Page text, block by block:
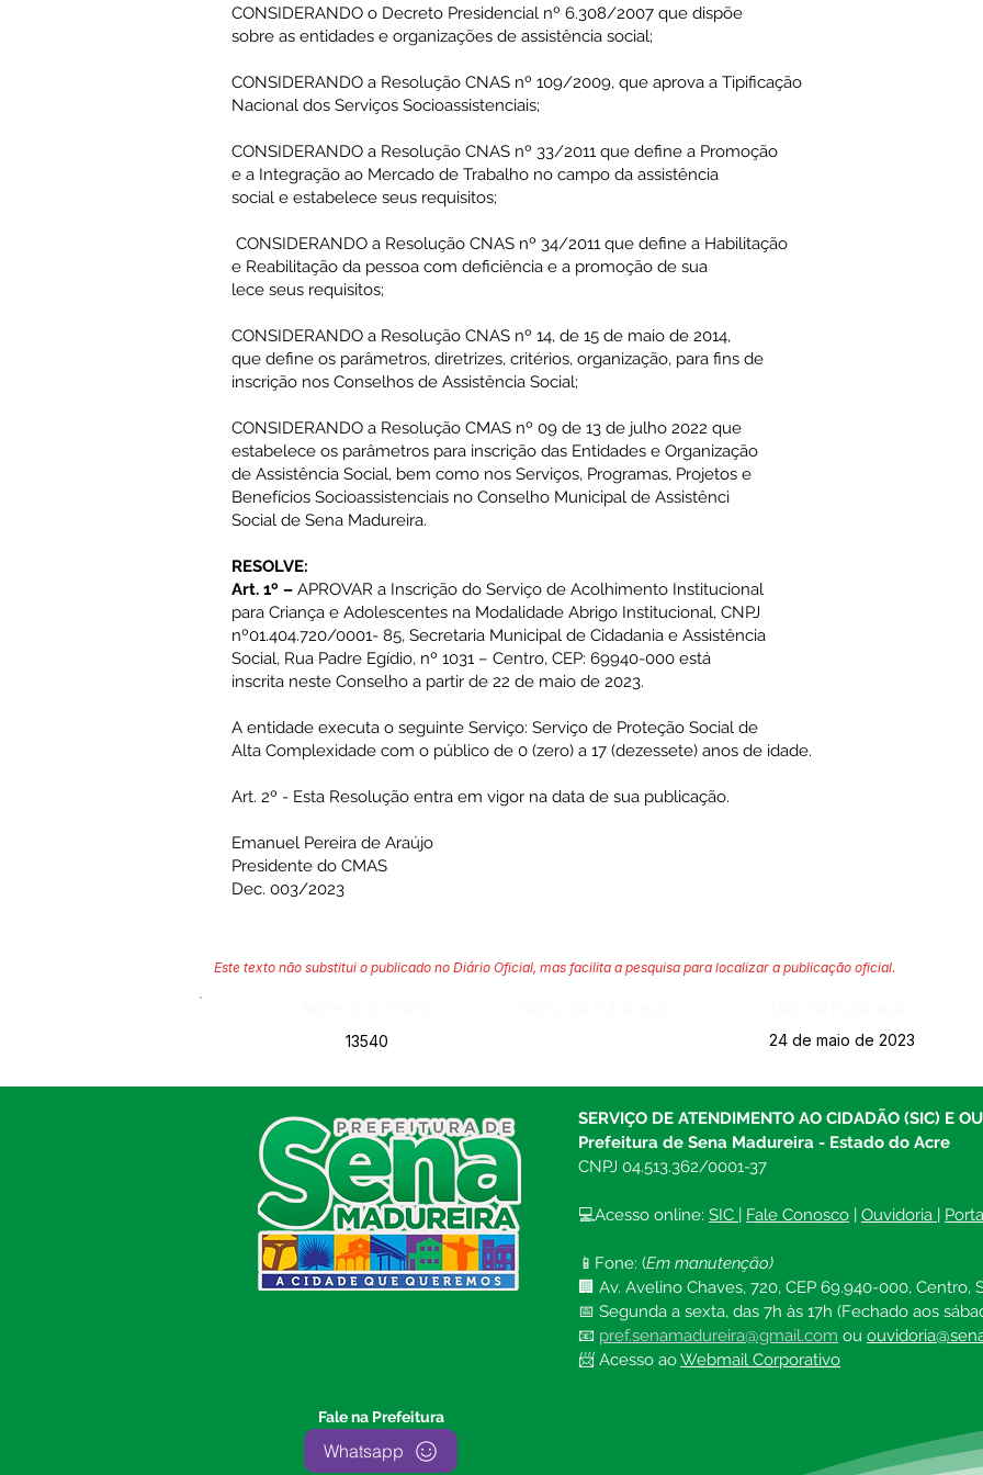
CONSIDERANDO o Decreto Presidencial nº 6.308/2007 que dispõe
sobre as entidades e organizações de assistência social;
CONSIDERANDO a Resolução CNAS nº 109/2009, que aprova a Tipificação
Nacional dos Serviços Socioassistenciais;
CONSIDERANDO a Resolução CNAS nº 33/2011 que define a Promoção
e a Integração ao Mercado de Trabalho no campo da assistência
social e estabelece seus requisitos;
CONSIDERANDO a Resolução CNAS nº 34/2011 que define a Habilitação
e Reabilitação da pessoa com deficiência e a promoção de sua
lece seus requisitos;
CONSIDERANDO a Resolução CNAS nº 14, de 15 de maio de 2014,
que define os parâmetros, diretrizes, critérios, organização, para fins de
inscrição nos Conselhos de Assistência Social;
CONSIDERANDO a Resolução CMAS nº 09 de 13 de julho 2022 que
estabelece os parâmetros para inscrição das Entidades e Organização
de Assistência Social, bem como nos Serviços, Programas, Projetos e
Benefícios Socioassistenciais no Conselho Municipal de Assistênci
Social de Sena Madureira.
RESOLVE:
Art. 1º – APROVAR a Inscrição do Serviço de Acolhimento Institucional
para Criança e Adolescentes na Modalidade Abrigo Institucional, CNPJ
nº01.404.720/0001- 85, Secretaria Municipal de Cidadania e Assistência
Social, Rua Padre Egídio, nº 1031 – Centro, CEP: 69940-000 está
inscrita neste Conselho a partir de 22 de maio de 2023.
A entidade executa o seguinte Serviço: Serviço de Proteção Social de
Alta Complexidade com o público de 0 (zero) a 17 (dezessete) anos de idade.
Art. 2º - Esta Resolução entra em vigor na data de sua publicação.
Emanuel Pereira de Araújo
Presidente do CMAS
Dec. 003/2023
Este texto não substitui o publicado no Diário Oficial, mas facilita a pesquisa para localizar a publicação oficial.
13540
24 de maio de 2023
CIDADÃO (SIC) E OUVIDORIA
Prefeitura de Sena Madureira
CNPJ 04.513.362/0001-37
Av. Avelino Chaves, n° 720, 69940-
Sena Madureira, Acre, Brasil
Fone: +55 (68) 9927-0502
SERVIÇO DE ATENDIMENTO AO CIDADÃO (SIC) E
Prefeitura de Sena Madureira - Estado do Acre
CNPJ 04.513.362/0001-37
💻Acesso online: SIC | Fale Conosco | Ouvidoria |
📱Fone: (Em manutenção)
🏢 Av. Avelino Chaves, 720, CEP 69.940-000, Centro,
📅 Segunda a sexta, das 7h às 17h (Fechado aos
📧 pref.senamadureira@gmail.com ou
📨 Acesso ao Webmail Corporativo
Fale na Prefeitura
Whatsapp